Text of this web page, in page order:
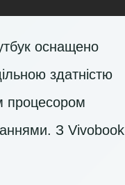
оснащено
здатністю
процесором
З Vivobook